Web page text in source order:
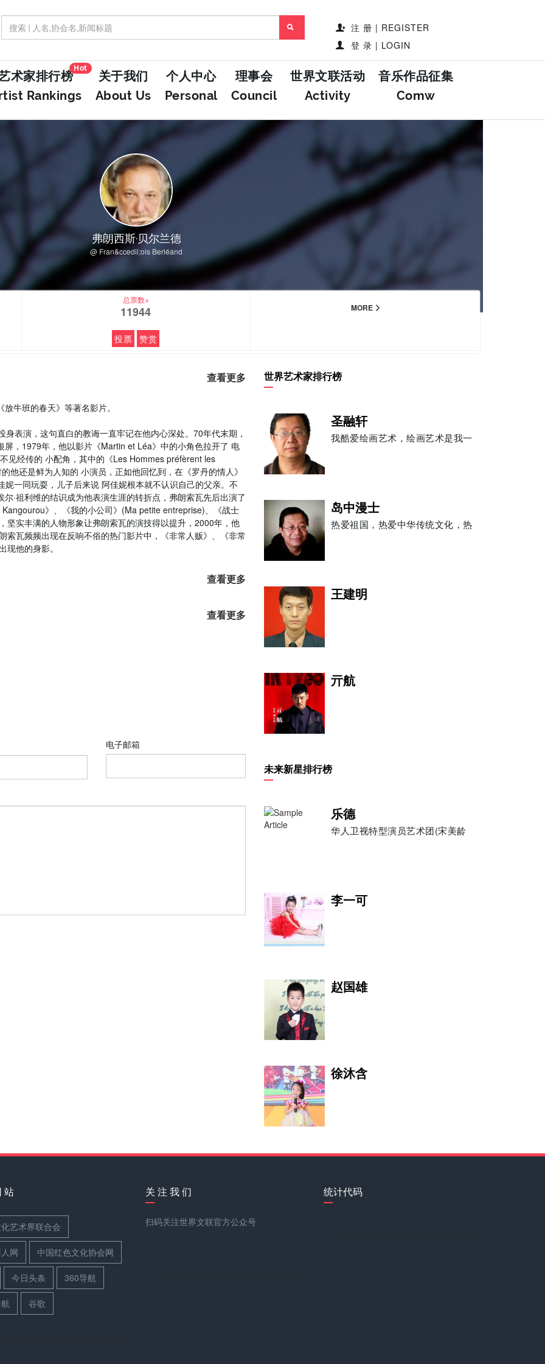
注 册 | REGISTER
登 录 | LOGIN
术家排行榜
Rankings
Hot
关于我们
About Us
个人中心
Personal
理事会
Council
世界文联活动
Activity
音乐作品征集
Comw
弗朗西斯·贝尔兰德
@ Fran&ccedil;ois Berléand
总票数+
11944
投票 赞赏
MORE
查看更多
牛班的春天》等著名影片。
表演，这句直白的教诲一直牢记在他内心深处。70年代末期，
，1979年，他以影片《Martin et Léa》中的小角色拉开了 电
见经传的 小配角，其中的《Les Hommes préfèrent les
还是鲜为人知的 小演员，正如他回忆到，在《罗丹的情人》
一同玩耍，儿子后来说 阿佳妮根本就不认识自己的父亲。不
·祖利维的结识成为他表演生涯的转折点，弗朗索瓦先后出演了
》、《我的小公司》(Ma petite entreprise)、《战士
实丰满的人物形象让弗朗索瓦的演技得以提升，2000年，他
瓦频频出现在反响不俗的热门影片中，《非常人贩》、《非常
他的身影。
查看更多
查看更多
电子邮箱
世界艺术家排行榜
圣融轩
我酷爱绘画艺术，绘画艺术是我一
岛中漫士
热爱祖国，热爱中华传统文化，热
王建明
亓航
索菲亚·米洛斯
乐南
未来新星排行榜
乐德
华人卫视特型演员艺术团(宋美龄
李一可
赵国雄
徐沐含
白洁
站
艺术界联合会
网 中国红色文化协会网
今日头条 360导航
谷歌
关 注 我 们
扫码关注世界文联官方公众号
统计代码